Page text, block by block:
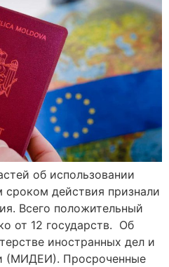
об использовании
сроком действия признали
Всего положительный
от 12 государств. Об
иностранных дел и
(МИДЕИ). Просроченные